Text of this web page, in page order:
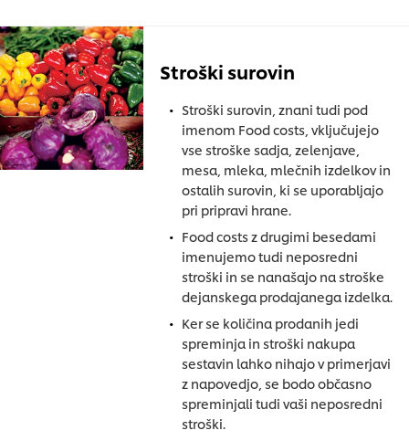
Stroški surovin
Stroški surovin, znani tudi pod
imenom Food costs, vključujejo
vse stroške sadja, zelenjave,
mesa, mleka, mlečnih izdelkov in
ostalih surovin, ki se uporabljajo
pri pripravi hrane.
Food costs z drugimi besedami
imenujemo tudi neposredni
stroški in se nanašajo na stroške
dejanskega prodajanega izdelka.
Ker se količina prodanih jedi
spreminja in stroški nakupa
sestavin lahko nihajo v primerjavi
z napovedjo, se bodo občasno
spreminjali tudi vaši neposredni
stroški.